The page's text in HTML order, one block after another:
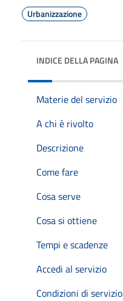
Urbanizzazione
INDICE DELLA PAGINA
Materie del servizio
A chi è rivolto
Descrizione
Come fare
Cosa serve
Cosa si ottiene
Tempi e scadenze
Accedi al servizio
Condizioni di servizio